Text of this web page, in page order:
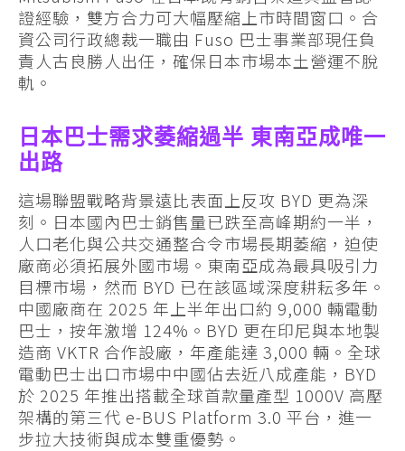
證經驗，雙方合力可大幅壓縮上市時間窗口。合
資公司行政總裁一職由 Fuso 巴士事業部現任負
責人古良勝人出任，確保日本市場本土營運不脫
軌。
日本巴士需求萎縮過半 東南亞成唯一
出路
這場聯盟戰略背景遠比表面上反攻 BYD 更為深
刻。日本國內巴士銷售量已跌至高峰期約一半，
人口老化與公共交通整合令市場長期萎縮，迫使
廠商必須拓展外國市場。東南亞成為最具吸引力
目標市場，然而 BYD 已在該區域深度耕耘多年。
中國廠商在 2025 年上半年出口約 9,000 輛電動
巴士，按年激增 124%。BYD 更在印尼與本地製
造商 VKTR 合作設廠，年產能達 3,000 輛。全球
電動巴士出口市場中中國佔去近八成產能，BYD
於 2025 年推出搭載全球首款量產型 1000V 高壓
架構的第三代 e-BUS Platform 3.0 平台，進一
步拉大技術與成本雙重優勢。